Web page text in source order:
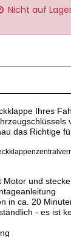
Nicht auf
Ihres
das Richtige
Motor und
in ca. 20
- es ist